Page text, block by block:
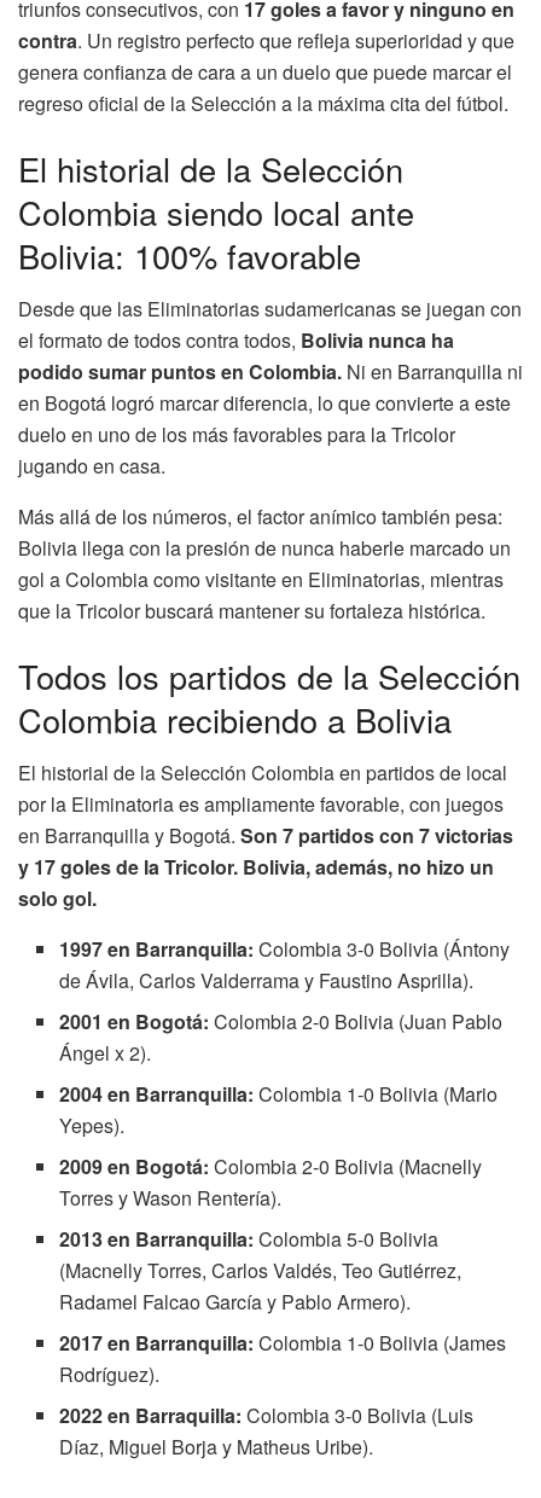
triunfos consecutivos, con 17 goles a favor y ninguno en
contra. Un registro perfecto que refleja superioridad y que
genera confianza de cara a un duelo que puede marcar el
regreso oficial de la Selección a la máxima cita del fútbol.
El historial de la Selección
Colombia siendo local ante
Bolivia: 100% favorable
Desde que las Eliminatorias sudamericanas se juegan con
el formato de todos contra todos, Bolivia nunca ha
podido sumar puntos en Colombia. Ni en Barranquilla ni
en Bogotá logró marcar diferencia, lo que convierte a este
duelo en uno de los más favorables para la Tricolor
jugando en casa.
Más allá de los números, el factor anímico también pesa:
Bolivia llega con la presión de nunca haberle marcado un
gol a Colombia como visitante en Eliminatorias, mientras
que la Tricolor buscará mantener su fortaleza histórica.
Todos los partidos de la Selección
Colombia recibiendo a Bolivia
El historial de la Selección Colombia en partidos de local
por la Eliminatoria es ampliamente favorable, con juegos
en Barranquilla y Bogotá. Son 7 partidos con 7 victorias
y 17 goles de la Tricolor. Bolivia, además, no hizo un
solo gol.
1997 en Barranquilla: Colombia 3-0 Bolivia (Ántony
de Ávila, Carlos Valderrama y Faustino Asprilla).
2001 en Bogotá: Colombia 2-0 Bolivia (Juan Pablo
Ángel x 2).
2004 en Barranquilla: Colombia 1-0 Bolivia (Mario
Yepes).
2009 en Bogotá: Colombia 2-0 Bolivia (Macnelly
Torres y Wason Rentería).
2013 en Barranquilla: Colombia 5-0 Bolivia
(Macnelly Torres, Carlos Valdés, Teo Gutiérrez,
Radamel Falcao García y Pablo Armero).
2017 en Barranquilla: Colombia 1-0 Bolivia (James
Rodríguez).
2022 en Barraquilla: Colombia 3-0 Bolivia (Luis
Díaz, Miguel Borja y Matheus Uribe).